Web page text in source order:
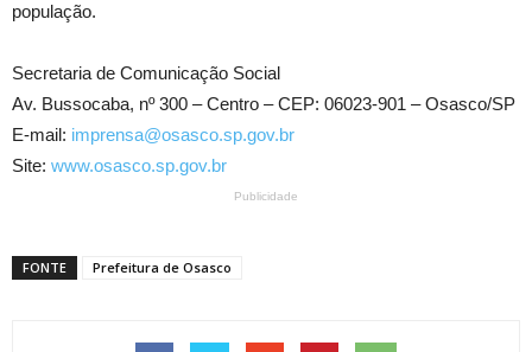
população.
Secretaria de Comunicação Social
Av. Bussocaba, nº 300 – Centro – CEP: 06023-901 – Osasco/SP
E-mail: imprensa@osasco.sp.gov.br
Site: www.osasco.sp.gov.br
Publicidade
FONTE Prefeitura de Osasco